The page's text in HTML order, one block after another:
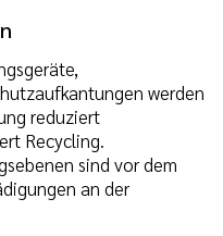
werden
reduziert
Recycling.
sind vor dem
an der